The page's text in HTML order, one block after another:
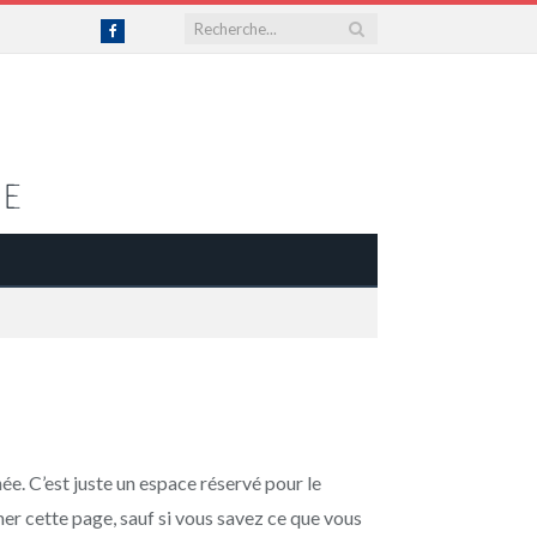
Facebook
C’est juste un espace réservé pour le
cette page, sauf si vous savez ce que vous